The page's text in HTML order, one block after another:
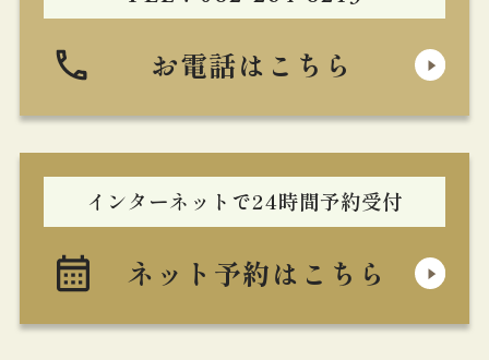
お電話はこちら
インターネットで24時間予約受付
ネット予約はこちら